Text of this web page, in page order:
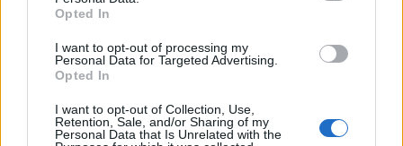
Opted In
I want to opt-out of processing my
Personal Data for Targeted Advertising.
Opted In
I want to opt-out of Collection, Use,
Retention, Sale, and/or Sharing of my
Personal Data that Is Unrelated with the
App-Funktionen für optimiertes
Die Pollenflug & Pollen Alarm App bietet Ihnen